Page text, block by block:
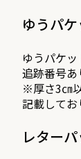
ゆうパケ
ゆうパケ
追跡番号
※厚さ3㎝
記載してお
レター